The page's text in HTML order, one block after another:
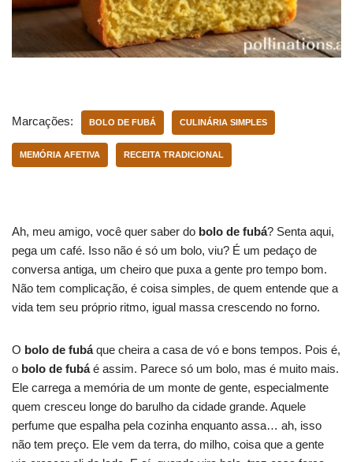
Marcações: BOLO DE FUBÁ CULINÁRIA SIMPLES
MEMÓRIA AFETIVA RECEITA TRADICIONAL
Ah, meu amigo, você quer saber do bolo de fubá? Senta aqui,
pega um café. Isso não é só um bolo, viu? É um pedaço de
conversa antiga, um cheiro que puxa a gente pro tempo bom.
Não tem complicação, é coisa simples, de quem entende que a
vida tem seu próprio ritmo, igual massa crescendo no forno.
O bolo de fubáque cheira a casa de vó e bons tempos. Pois é,
o bolo de fubáé assim. Parece só um bolo, mas é muito mais.
Ele carrega a memória de um monte de gente, especialmente
quem cresceu longe do barulho da cidade grande. Aquele
perfume que espalha pela cozinha enquanto assa… ah, isso
não tem preço. Ele vem da terra, do milho, coisa que a gente